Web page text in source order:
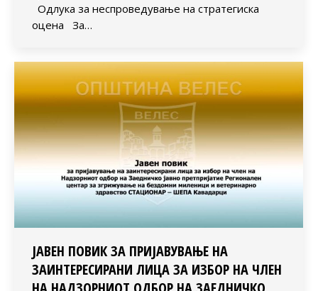
Одлука за неспроведување на стратегиска
оцена За…
ЈАВЕН ПОВИК ЗА ПРИЈАВУВАЊЕ НА
ЗАИНТЕРЕСИРАНИ ЛИЦА ЗА ИЗБОР НА ЧЛЕН